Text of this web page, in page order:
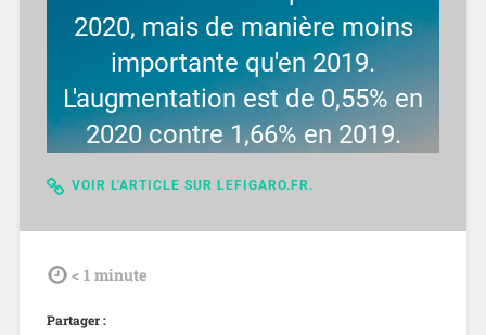
2020, mais de manière moins
importante qu'en 2019.
L'augmentation est de 0,55% en
2020 contre 1,66% en 2019.
VOIR L'ARTICLE SUR LEFIGARO.FR.
tdl < 1 minute
Partager :